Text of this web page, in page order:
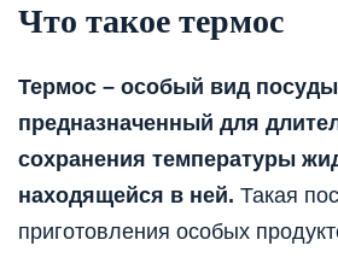
Что такое термос
Термос – особый вид
предназначенный для
сохранения температуры
находящейся в ней. Такая
приготовления особых